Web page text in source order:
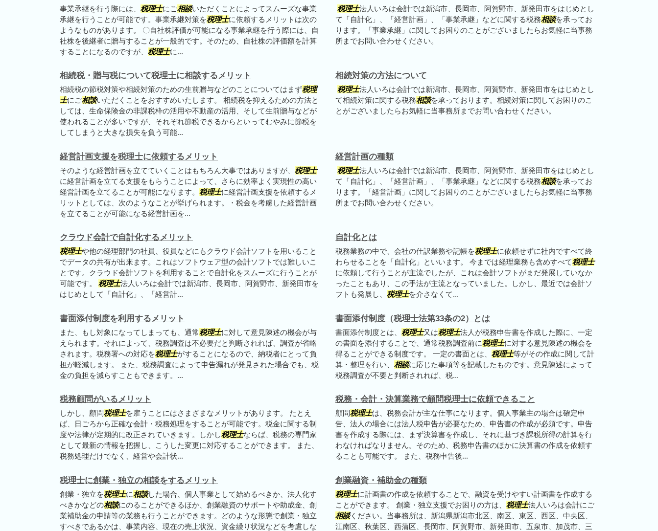
事業承継を行う際には、 税理士にご相談いただくことによってスムーズな事業
承継を行うことが可能です。事業承継対策を税理士に依頼するメリットは次の
ようなものがあります。 〇自社株評価が可能になる事業承継を行う際には、自
社株を後継者に贈与することが一般的です。そのため、自社株の評価額を計算
することになるのですが、 税理士に...
税理士法人いろは会計では新潟市、長岡市、阿賀野市、新発田市をはじめとし
て「自計化」、「経営計画」、「事業承継」などに関する税務相談を承ってお
ります。「事業承継」に関してお困りのことがございましたらお気軽に当事務
所までお問い合わせください。
相続税・贈与税について税理士に相談するメリット
相続税の節税対策や相続対策のための生前贈与などのことについてはまず税理
士にご相談いただくことをおすすめいたします。 相続税を抑えるための方法と
しては、生命保険金の非課税枠の活用や不動産の活用、そして生前贈与などが
使われることが多いですが、それぞれ節税できるからといってむやみに節税を
してしまうと大きな損失を負う可能...
相続対策の方法について
税理士法人いろは会計では新潟市、長岡市、阿賀野市、新発田市をはじめとし
て相続対策に関する税務相談を承っております。相続対策に関してお困りのこ
とがございましたらお気軽に当事務所までお問い合わせください。
経営計画支援を税理士に依頼するメリット
そのような経営計画を立てていくことはもちろん大事ではありますが、 税理士
に経営計画を立てる支援をもらうことによって、さらに効率よく実現性の高い
経営計画を立てることが可能になります。 税理士に経営計画支援を依頼するメ
リットとしては、次のようなことが挙げられます。・税金を考慮した経営計画
を立てることが可能になる経営計画を...
経営計画の種類
税理士法人いろは会計では新潟市、長岡市、阿賀野市、新発田市をはじめとし
て「自計化」、「経営計画」、「事業承継」などに関する税務相談を承ってお
ります。「経営計画」に関してお困りのことがございましたらお気軽に当事務
所までお問い合わせください。
クラウド会計で自計化するメリット
税理士や他の経理部門の社員、役員などにもクラウド会計ソフトを用いること
でデータの共有が出来ます。これはソフトウェア型の会計ソフトでは難しいこ
とです。クラウド会計ソフトを利用することで自計化をスムーズに行うことが
可能です。 税理士法人いろは会計では新潟市、長岡市、阿賀野市、新発田市を
はじめとして「自計化」、「経営計...
自計化とは
税務業務の中で、会社の仕訳業務や記帳を税理士に依頼せずに社内ですべて終
わらせることを「自計化」といいます。 今までは経理業務も含めすべて税理士
に依頼して行うことが主流でしたが、これは会計ソフトがまだ発展していなか
ったこともあり、この手法が主流となっていました。しかし、最近では会計ソ
フトも発展し、 税理士を介さなくて...
書面添付制度を利用するメリット
また、もし対象になってしまっても、通常税理士に対して意見陳述の機会が与
えられます。それによって、税務調査は不必要だと判断されれば、調査が省略
されます。税務署への対応を税理士がすることになるので、納税者にとって負
担が軽減します。 また、税務調査によって申告漏れが発見された場合でも、税
金の負担を減らすこともできます。...
書面添付制度（税理士法第33条の2）とは
書面添付制度とは、 税理士又は税理士法人が税務申告書を作成した際に、一定
の書面を添付することで、通常税務調査前に税理士に対する意見陳述の機会を
得ることができる制度です。 一定の書面とは、 税理士等がその作成に関して計
算・整理を行い、 相談に応じた事項等を記載したものです。意見陳述によって
税務調査が不要と判断されれば、税...
税務顧問がいるメリット
しかし、顧問税理士を雇うことにはさまざまなメリットがあります。 たとえ
ば、日ごろから正確な会計・税務処理をすることが可能です。税金に関する制
度や法律が定期的に改正されていきます。しかし税理士ならば、税務の専門家
として最新の情報を把握し、こうした変更に対応することができます。 また、
税務処理だけでなく、経営や会計状...
税務・会計・決算業務で顧問税理士に依頼できること
顧問税理士は、税務会計が主な仕事になります。個人事業主の場合は確定申
告、法人の場合には法人税申告が必要なため、申告書の作成が必須です。申告
書を作成する際には、まず決算書を作成し、それに基づき課税所得の計算を行
わなければなりません。そのため、税務申告書のほかに決算書の作成を依頼す
ることも可能です。 また、税務申告後...
税理士に創業・独立の相談をするメリット
創業・独立を税理士に相談した場合、個人事業として始めるべきか、法人化す
べきかなどの相談にのることができるほか、創業融資のサポートや助成金、創
業補助金の申請等の業務も行うことができます。どのような形態で創業・独立
すべきであるかは、事業内容、現在の売上状況、資金繰り状況などを考慮しな
創業融資・補助金の種類
税理士に計画書の作成を依頼することで、融資を受けやすい計画書を作成する
ことができます。 創業・独立支援でお困りの方は、 税理士法人いろは会計にご
相談ください。当事務所は、新潟県新潟市北区、南区、東区、西区、中央区、
江南区、秋葉区、西蒲区、長岡市、阿賀野市、新発田市、五泉市、加茂市、三